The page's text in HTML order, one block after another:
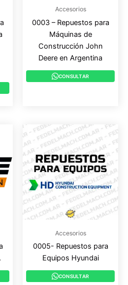
Accesorios
0003 – Repuestos para
Máquinas de
Construcción John
Deere en Argentina
CONSULTAR
Accesorios
0005- Repuestos para
Equipos Hyundai
CONSULTAR